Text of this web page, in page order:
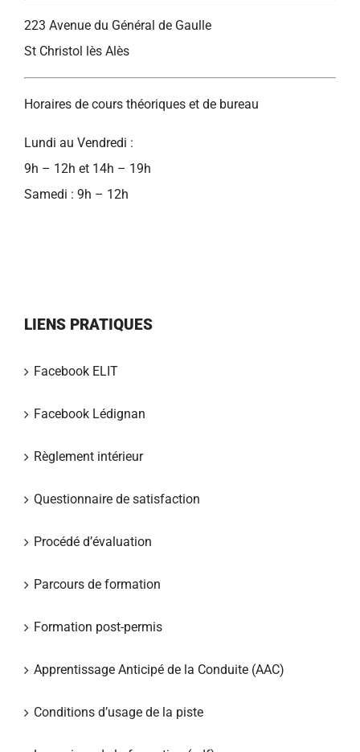
223 Avenue du Général de Gaulle
St Christol lès Alès
Horaires de cours théoriques et de bureau
Lundi au Vendredi :
9h – 12h et 14h – 19h
Samedi : 9h – 12h
LIENS PRATIQUES
Facebook ELIT
Facebook Lédignan
Règlement intérieur
Questionnaire de satisfaction
Procédé d’évaluation
Parcours de formation
Formation post-permis
Apprentissage Anticipé de la Conduite (AAC)
Conditions d’usage de la piste